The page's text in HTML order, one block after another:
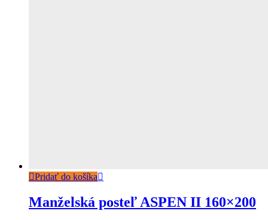
Pridať do košíka
Manželská posteľ ASPEN II 160×200